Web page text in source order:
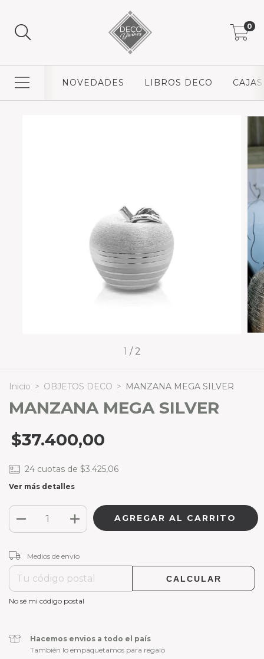
0
NOVEDADES LIBROS DECO CAJAS
1 / 2
Inicio > OBJETOS DECO > MANZANA MEGA SILVER
MANZANA MEGA SILVER
$37.400,00
24 cuotas de $3.425,06
Ver más detalles
Entregas para el CP:
Medios de envío
CALCULAR
No sé mi código postal
Hacemos envios a todo el país
También lo empaquetamos para regalo